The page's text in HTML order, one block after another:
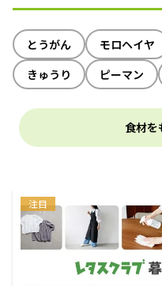
とうがん モロヘイヤ
きゅうり
ピーマン
食材を
注目